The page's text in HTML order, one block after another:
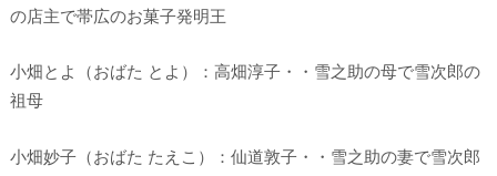
の店主で帯広のお菓子発明王
小畑とよ（おばた とよ）：高畑淳子・・雪之助の母で雪次郎の
祖母
小畑妙子（おばた たえこ）：仙道敦子・・雪之助の妻で雪次郎